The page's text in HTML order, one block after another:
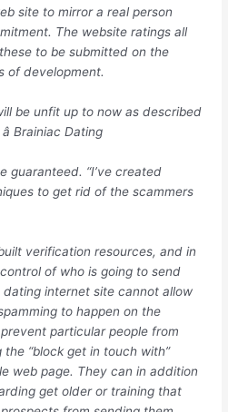
site to mirror a real person
The website ratings all
to be submitted on the
of development.
be unfit up to now as described
â Brainiac Dating
guaranteed. “I’ve created
to get rid of the scammers
verification resources, and in
of who is going to send
internet site cannot allow
to happen on the
particular people from
“block get in touch with”
web page. They can in addition
get older or training that